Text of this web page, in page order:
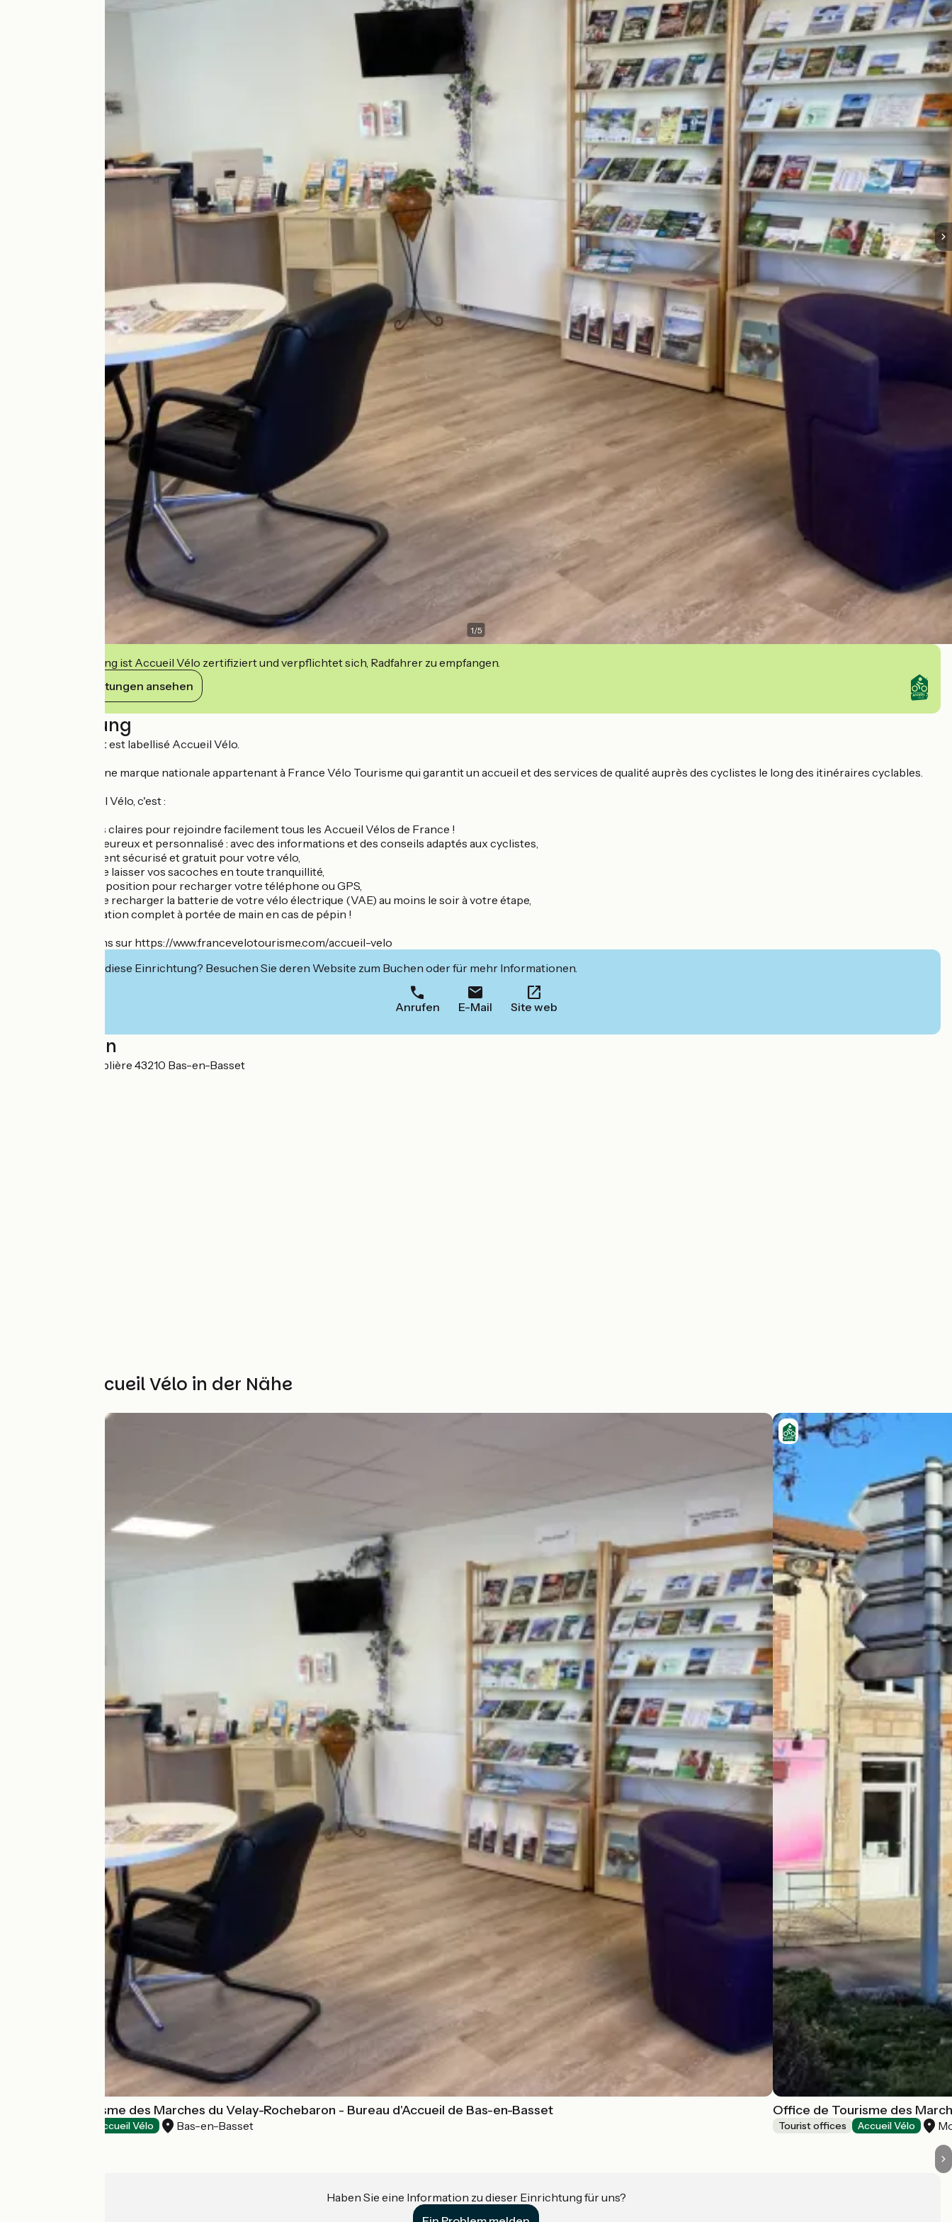
1/5
Diese Einrichtung ist Accueil Vélo zertifiziert und verpflichtet sich, Radfahrer zu empfangen.
Ihre Verpflichtungen ansehen
Beschreibung
Cet établissement est labellisé Accueil Vélo.
Accueil Vélo est une marque nationale appartenant à France Vélo Tourisme qui garantit un accueil et des services de qualité auprès des cyclistes le long des itinéraires cyclables.
Choisir un Accueil Vélo, c'est :
→ Des indications claires pour rejoindre facilement tous les Accueil Vélos de France !
→ Un accueil chaleureux et personnalisé : avec des informations et des conseils adaptés aux cyclistes,
→ Un stationnement sécurisé et gratuit pour votre vélo,
→ La possibilité de laisser vos sacoches en toute tranquillité,
→ Des prises à disposition pour recharger votre téléphone ou GPS,
→ La possibilité de recharger la batterie de votre vélo électrique (VAE) au moins le soir à votre étape,
→ Un kit de réparation complet à portée de main en cas de pépin !
Plus d'informations sur https://www.francevelotourisme.com/accueil-velo
Interessiert Sie diese Einrichtung? Besuchen Sie deren Website zum Buchen oder für mehr Informationen.
Anrufen E-Mail Site web
Localisation
14 avenue de la Sablière 43210 Bas-en-Basset
Weitere Accueil Vélo in der Nähe
Office de Tourisme des Marches du Velay-Rochebaron - Bureau d'Accueil de Bas-en-Basset
Accueil Vélo Bas-en-Basset
Office de Tourisme des
Tourist offices Accueil Vélo
Haben Sie eine Information zu dieser Einrichtung für uns?